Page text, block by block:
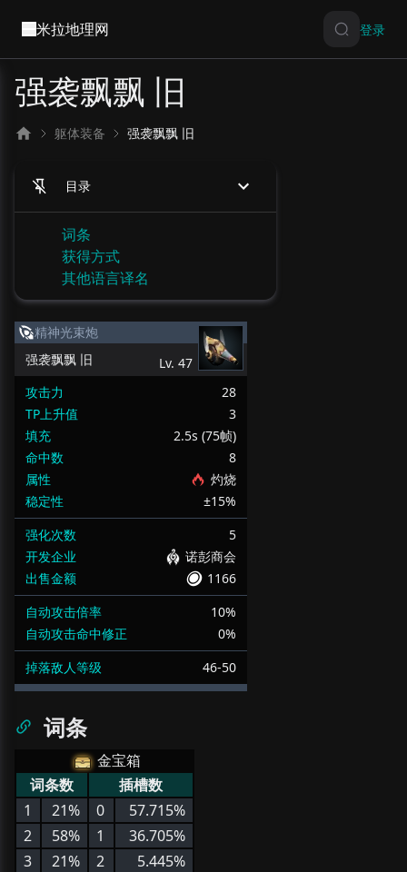
米拉地理网 登录
强袭飘飘 旧
躯体装备 强袭飘飘 旧
目录
词条
获得方式
其他语言译名
精神光束炮
强袭飘飘 旧
Lv. 47
攻击力
28
TP上升值
3
填充
2.5s (75帧)
命中数
8
属性
灼烧
稳定性
±15%
强化次数
5
开发企业
诺彭商会
出售金额
1166
自动攻击倍率
10%
自动攻击命中修正
0%
掉落敌人等级
46-50
词条
金宝箱
词条数
插槽数
1
21% 0
57.715%
2
58% 1
36.705%
3
21% 2
5.445%